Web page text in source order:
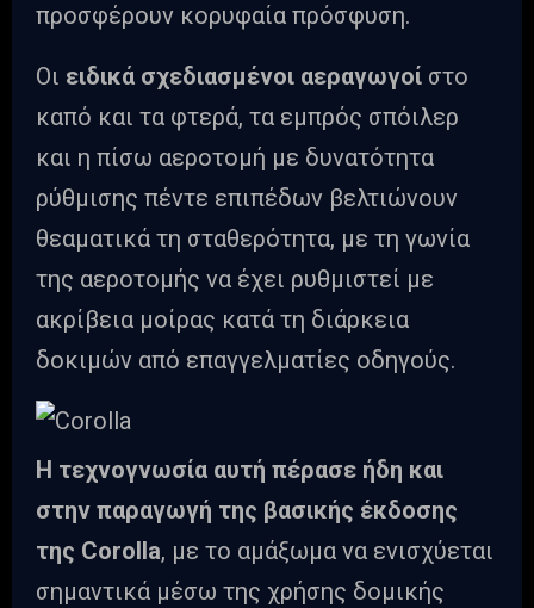
προσφέρουν κορυφαία πρόσφυση.
Οι ειδικά σχεδιασμένοι αεραγωγοί στο
καπό και τα φτερά, τα εμπρός σπόιλερ
και η πίσω αεροτομή με δυνατότητα
ρύθμισης πέντε επιπέδων βελτιώνουν
θεαματικά τη σταθερότητα, με τη γωνία
της αεροτομής να έχει ρυθμιστεί με
ακρίβεια μοίρας κατά τη διάρκεια
δοκιμών από επαγγελματίες οδηγούς.
Η τεχνογνωσία αυτή πέρασε ήδη και
στην παραγωγή της βασικής έκδοσης
της Corolla, με το αμάξωμα να ενισχύεται
σημαντικά μέσω της χρήσης δομικής